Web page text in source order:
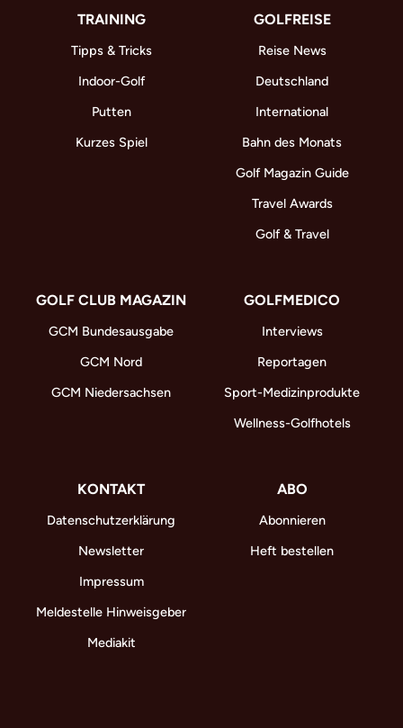
TRAINING
Tipps & Tricks
Indoor-Golf
Putten
Kurzes Spiel
GOLFREISE
Reise News
Deutschland
International
Bahn des Monats
Golf Magazin Guide
Travel Awards
Golf & Travel
GOLF CLUB MAGAZIN
GCM Bundesausgabe
GCM Nord
GCM Niedersachsen
GOLFMEDICO
Interviews
Reportagen
Sport-Medizinprodukte
Wellness-Golfhotels
KONTAKT
Datenschutzerklärung
Newsletter
Impressum
Meldestelle Hinweisgeber
Mediakit
ABO
Abonnieren
Heft bestellen